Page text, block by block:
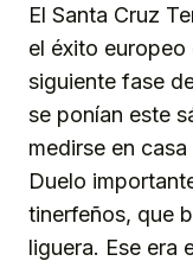
El Santa Cruz
el éxito
siguiente fase
se ponían este
medirse en
Duelo
tinerfeños, que
liguera. Ese era